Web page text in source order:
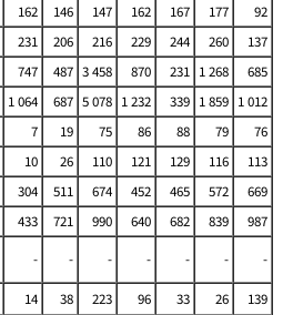
162 146 147 162 167 177
92
231 206 216 229 244 260
137
747 487 3 458 870 231 1 268
685
1 064 687 5 078 1 232 339 1 859 1 012
7 19 75 86 88 79
76
10 26 110 121 129 116
113
304 511 674 452 465 572
669
433 721 990 640 682 839
987
- - - - - -
-
14 38 223 96 33 26 139